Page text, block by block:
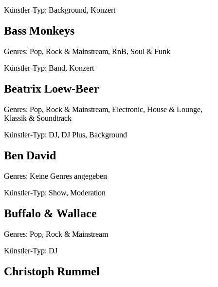
Künstler-Typ: Background, Konzert
Bass Monkeys
Genres: Pop, Rock & Mainstream, RnB, Soul & Funk
Künstler-Typ: Band, Konzert
Beatrix Loew-Beer
Genres: Pop, Rock & Mainstream, Electronic, House & Lounge,
Klassik & Soundtrack
Künstler-Typ: DJ, DJ Plus, Background
Ben David
Genres: Keine Genres angegeben
Künstler-Typ: Show, Moderation
Buffalo & Wallace
Genres: Pop, Rock & Mainstream
Künstler-Typ: DJ
Christoph Rummel